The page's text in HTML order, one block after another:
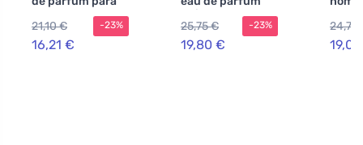
homens 100 ml
21,10 €
16,21 €
-23%
unissex 100 ml
25,75 €
19,80 €
-23%
24,78